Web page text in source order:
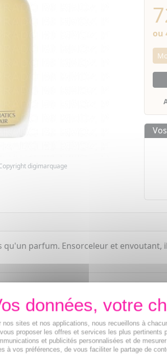
digimarquage
ou
qu'un parfum. Ensorceleur et
nos sites et nos applications, nous recueillons à
proposer les offres et services les plus pertinents
et publicités personnalisées et de
à vos préférences, de vous faciliter le partage de